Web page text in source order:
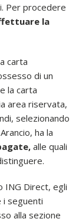
Per procedere
la
carta
di un
la carta
area riservata,
selezionando
ha la
alle quali
ING Direct, egli
i seguenti
alla sezione